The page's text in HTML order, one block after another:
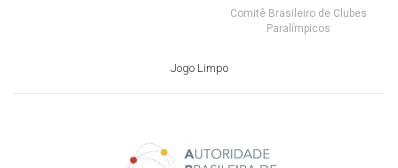
Comitê Brasileiro de Clubes
Paralímpicos
Jogo Limpo